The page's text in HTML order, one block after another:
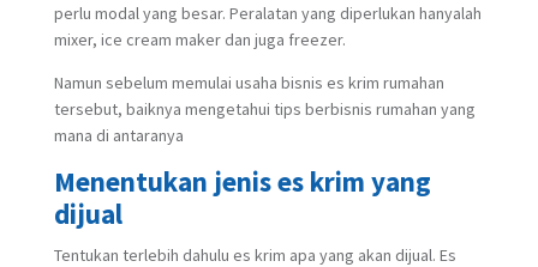
perlu modal yang besar. Peralatan yang diperlukan hanyalah
mixer, ice cream maker dan juga freezer.
Namun sebelum memulai usaha bisnis es krim rumahan
tersebut, baiknya mengetahui tips berbisnis rumahan yang
mana di antaranya
Menentukan jenis es krim yang
dijual
Tentukan terlebih dahulu es krim apa yang akan dijual. Es